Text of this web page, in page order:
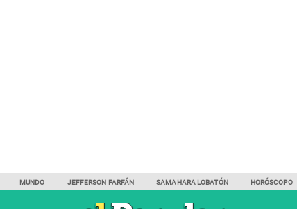
MUNDO JEFFERSON FARFÁN SAMAHARA LOBATÓN HORÓSCOPO